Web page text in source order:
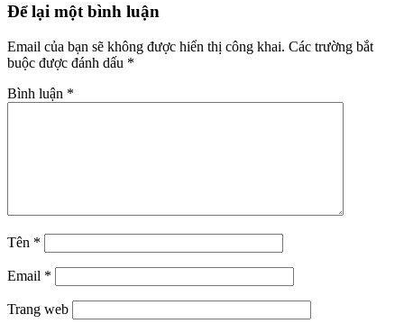
Để lại một bình luận
Email của bạn sẽ không được hiển thị công khai. Các trường bắt
buộc được đánh dấu *
Bình luận *
Tên *
Email *
Trang web